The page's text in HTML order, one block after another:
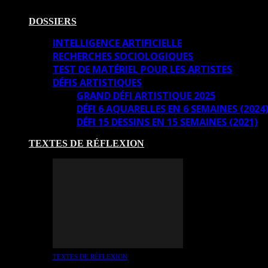
DOSSIERS
INTELLIGENCE ARTIFICIELLE
RECHERCHES SOCIOLOGIQUES
TEST DE MATÉRIEL POUR LES ARTISTES
DÉFIS ARTISTIQUES
GRAND DÉFI ARTISTIQUE 2025
DÉFI 6 AQUARELLES EN 6 SEMAINES (2024)
DÉFI 15 DESSINS EN 15 SEMAINES (2021)
TEXTES DE RÉFLEXION
TEXTES DE RÉFLEXION